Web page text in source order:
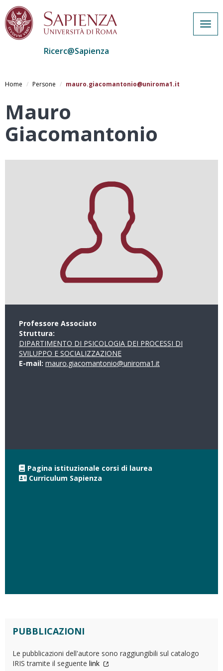
al
Ricerc@Sapienza
Home Persone mauro.giacomantonio@uniroma1.it
Mauro
Giacomantonio
Professore Associato
Struttura:
DIPARTIMENTO DI PSICOLOGIA DEI PROCESSI DI
SVILUPPO E SOCIALIZZAZIONE
E-mail: mauro.giacomantonio@uniroma1.it
Pagina istituzionale corsi di laurea
Curriculum Sapienza
PUBBLICAZIONI
Le pubblicazioni dell'autore sono raggiungibili sul catalogo
IRIS tramite il seguente link